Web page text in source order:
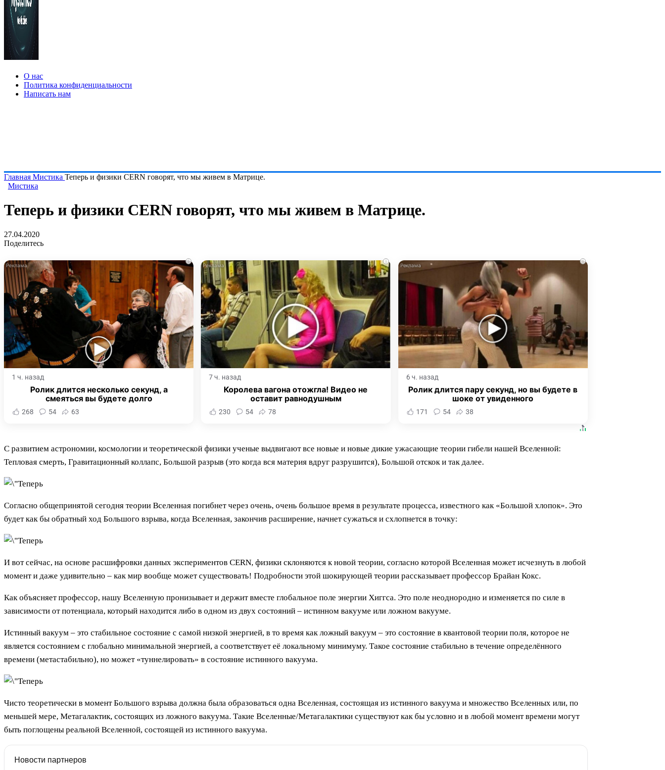
О нас
Политика конфиденциальности
Написать нам
Главная Мистика Теперь и физики CERN говорят, что мы живем в Матрице.
Мистика
Теперь и физики CERN говорят, что мы живем в Матрице.
27.04.2020
Поделитесь
i
1 ч. назад
Ролик длится несколько секунд, а
смеяться вы будете долго
268 54 63
i
7 ч. назад
Королева вагона отожгла! Видео не
оставит равнодушным
230 54 78
i
6 ч. назад
Ролик длится пару секунд, но вы будете в
шоке от увиденного
171 54 38
С развитием астрономии, космологии и теоретической физики ученые выдвигают все новые и новые дикие ужасающие теории гибели нашей Вселенной:
Тепловая смерть, Гравитационный коллапс, Большой разрыв (это когда вся материя вдруг разрушится), Большой отскок и так далее.
Согласно общепринятой сегодня теории Вселенная погибнет через очень, очень большое время в результате процесса, известного как «Большой хлопок». Это
будет как бы обратный ход Большого взрыва, когда Вселенная, закончив расширение, начнет сужаться и схлопнется в точку:
И вот сейчас, на основе расшифровки данных экспериментов CERN, физики склоняются к новой теории, согласно которой Вселенная может исчезнуть в любой
момент и даже удивительно – как мир вообще может существовать! Подробности этой шокирующей теории рассказывает профессор Брайан Кокс.
Как объясняет профессор, нашу Вселенную пронизывает и держит вместе глобальное поле энергии Хиггса. Это поле неоднородно и изменяется по силе в
зависимости от потенциала, который находится либо в одном из двух состояний – истинном вакууме или ложном вакууме.
Истинный вакуум – это стабильное состояние с самой низкой энергией, в то время как ложный вакуум – это состояние в квантовой теории поля, которое не
является состоянием с глобально минимальной энергией, а соответствует её локальному минимуму. Такое состояние стабильно в течение определённого
времени (метастабильно), но может «туннелировать» в состояние истинного вакуума.
Чисто теоретически в момент Большого взрыва должна была образоваться одна Вселенная, состоящая из истинного вакуума и множество Вселенных или, по
меньшей мере, Метагалактик, состоящих из ложного вакуума. Такие Вселенные/Метагалактики существуют как бы условно и в любой момент времени могут
быть поглощены реальной Вселенной, состоящей из истинного вакуума.
Новости партнеров